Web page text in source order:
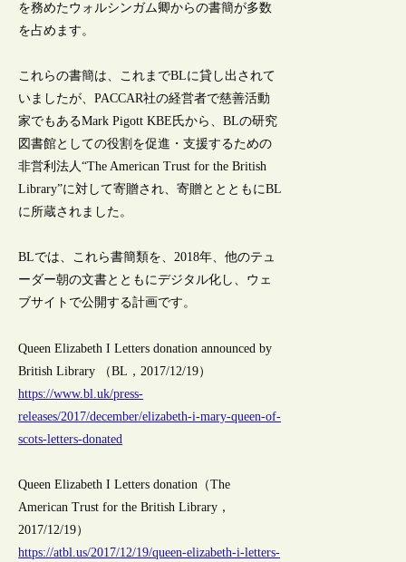
を務めたウォルシンガム卿からの書簡が多数
を占めます。
これらの書簡は、これまでBLに貸し出されて
いましたが、PACCAR社の経営者で慈善活動
家でもあるMark Pigott KBE氏から、BLの研究
図書館としての役割を促進・支援するための
非営利法人“The American Trust for the British
Library”に対して寄贈され、寄贈ととともにBL
に所蔵されました。
BLでは、これら書簡類を、2018年、他のテュ
ーダー朝の文書とともにデジタル化し、ウェ
ブサイトで公開する計画です。
Queen Elizabeth I Letters donation announced by
British Library （BL，2017/12/19）
https://www.bl.uk/press-
releases/2017/december/elizabeth-i-mary-queen-of-
scots-letters-donated
Queen Elizabeth I Letters donation（The
American Trust for the British Library，
2017/12/19）
https://atbl.us/2017/12/19/queen-elizabeth-i-letters-